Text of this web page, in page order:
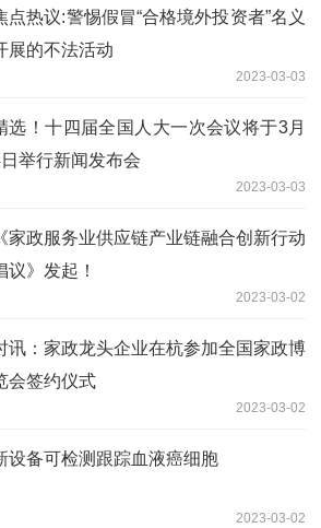
点热议:警惕假冒“合格境外投资者”名义
展的不法活动
2023-03-03
选！十四届全国人大一次会议将于3月
举行新闻发布会
2023-03-03
《家政服务业供应链产业链融合创新行动
议》发起！
2023-03-02
讯：家政龙头企业在杭参加全国家政博
会签约仪式
2023-03-02
设备可检测跟踪血液癌细胞
2023-03-02